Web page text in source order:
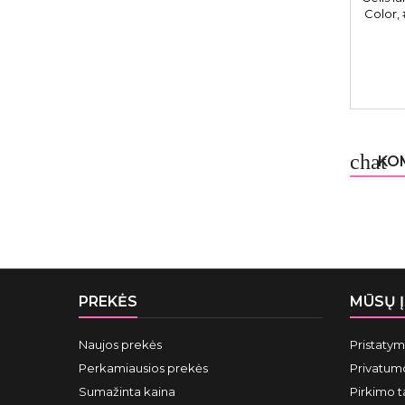
Color,
chat
PREKĖS
Naujos prekės
Perkamiausios prekės
Sumažinta kaina
MŪSŲ
Pirkimo